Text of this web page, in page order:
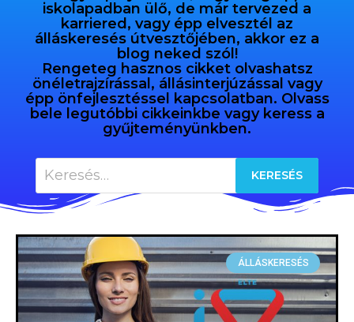
iskolapadban ülő, de már tervezed a
karriered, vagy épp elvesztél az
álláskeresés útvesztőjében, akkor ez a
blog neked szól!
Rengeteg hasznos cikket olvashatsz
önéletrajzírással, állásinterjúzással vagy
épp önfejlesztéssel kapcsolatban. Olvass
bele legutóbbi cikkeinkbe vagy keress a
gyűjteményünkben.
ÁLLÁSKERESÉS